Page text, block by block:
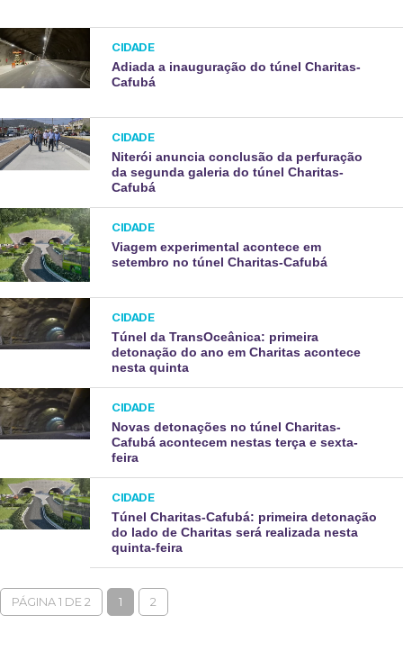
CIDADE
Adiada a inauguração do túnel Charitas-
Cafubá
CIDADE
Niterói anuncia conclusão da perfuração
da segunda galeria do túnel Charitas-
Cafubá
CIDADE
Viagem experimental acontece em
setembro no túnel Charitas-Cafubá
CIDADE
Túnel da TransOceânica: primeira
detonação do ano em Charitas acontece
nesta quinta
CIDADE
Novas detonações no túnel Charitas-
Cafubá acontecem nestas terça e sexta-
feira
CIDADE
Túnel Charitas-Cafubá: primeira detonação
do lado de Charitas será realizada nesta
quinta-feira
PÁGINA 1 DE 2 1 2